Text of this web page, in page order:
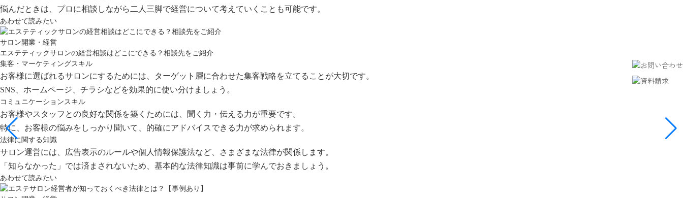
悩んだときは、プロに相談しながら二人三脚で経営について考えていくことも可能です。
あわせて読みたい
サロン開業・経営
エステティックサロンの経営相談はどこにできる？相談先をご紹介
集客・マーケティングスキル
お客様に選ばれるサロンにするためには、ターゲット層に合わせた集客戦略を立てることが大切です。
SNS、ホームページ、チラシなどを効果的に使い分けましょう。
コミュニケーションスキル
お客様やスタッフとの良好な関係を築くためには、聞く力・伝える力が重要です。
特に、お客様の悩みをしっかり聞いて、的確にアドバイスできる力が求められます。
法律に関する知識
サロン運営には、広告表示のルールや個人情報保護法など、さまざまな法律が関係します。
「知らなかった」では済まされないため、基本的な法律知識は事前に学んでおきましょう。
あわせて読みたい